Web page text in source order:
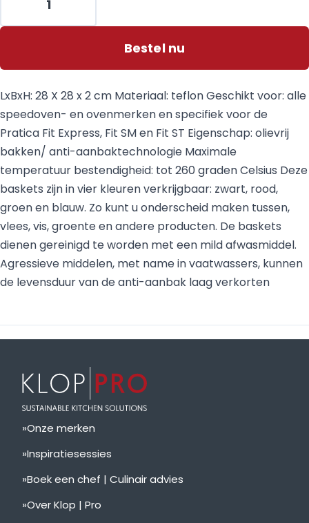
Bestel nu
LxBxH: 28 X 28 x 2 cm Materiaal: teflon Geschikt voor: alle
speedoven- en ovenmerken en specifiek voor de
Pratica Fit Express, Fit SM en Fit ST Eigenschap: olievrij
bakken/ anti-aanbaktechnologie Maximale
temperatuur bestendigheid: tot 260 graden Celsius Deze
baskets zijn in vier kleuren verkrijgbaar: zwart, rood,
groen en blauw. Zo kunt u onderscheid maken tussen,
vlees, vis, groente en andere producten. De baskets
dienen gereinigd te worden met een mild afwasmiddel.
Agressieve middelen, met name in vaatwassers, kunnen
de levensduur van de anti-aanbak laag verkorten
Onze merken
Inspiratiesessies
Boek een chef | Culinair advies
Over Klop | Pro